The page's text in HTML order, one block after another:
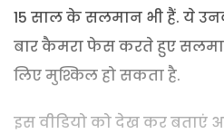
15 साल के सलमान भी हैं. ये
बार कैमरा फेस करते हुए
लिए मुश्किल हो सकता है.
इस वीडियो को देख कर